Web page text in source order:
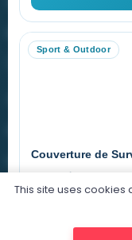
Sport & Outdoor
Couverture de
Imperméable et
92 200 Neuilly
NOTRE SOCIÉTÉ
This site uses